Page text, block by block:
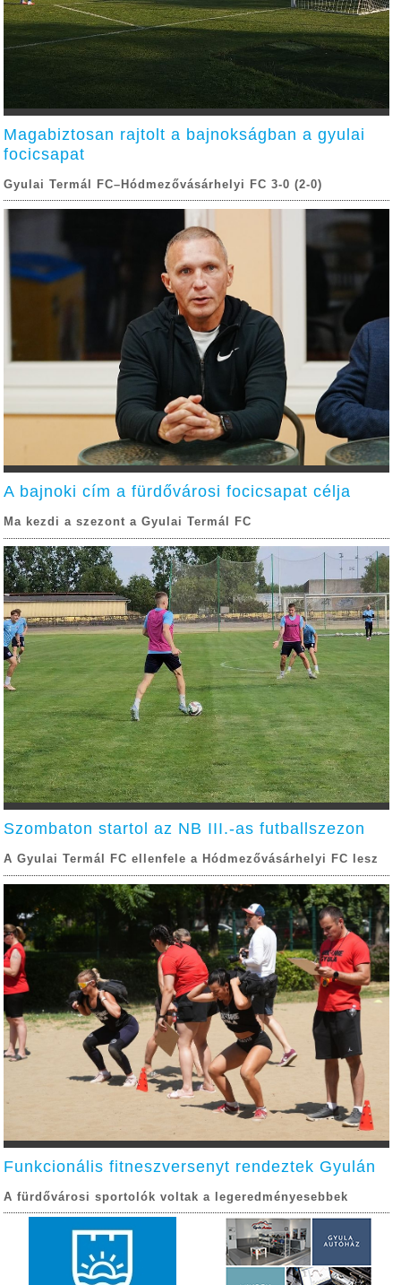
Magabiztosan rajtolt a bajnokságban a gyulai
focicsapat
Gyulai Termál FC–Hódmezővásárhelyi FC 3-0 (2-0)
A bajnoki cím a fürdővárosi focicsapat célja
Ma kezdi a szezont a Gyulai Termál FC
Szombaton startol az NB III.-as futballszezon
A Gyulai Termál FC ellenfele a Hódmezővásárhelyi FC lesz
Funkcionális fitneszversenyt rendeztek Gyulán
A fürdővárosi sportolók voltak a legeredményesebbek